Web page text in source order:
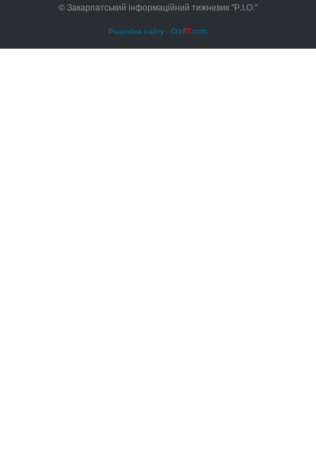
© Закарпатський інформаційний тижневик "Р.І.О."
Розробка сайту - CrafIT.com